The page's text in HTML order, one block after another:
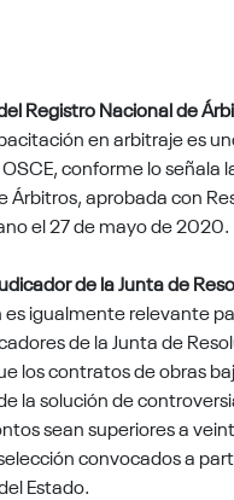
Registro Nacional de
en arbitraje es
conforme lo señala
Árbitros, aprobada con
el 27 de mayo de 2020.
de la Junta de
es igualmente relevante
de la Junta de
los contratos de obras
la solución de
sean superiores a
convocados a
Estado.